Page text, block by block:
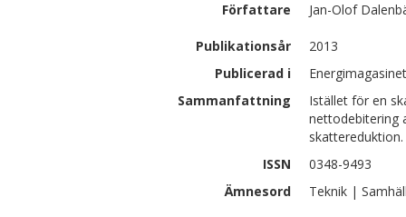
Författare Jan-Olof
Publikationsår
2013
Publicerad i
Sammanfattning
Istället för en
nettodebitering
ISSN
0348-9493
Ämnesord
Teknik |